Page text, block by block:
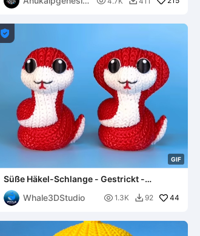
GIF

Süße Häkel-Schlange - Gestrickt -
Mehrfarbiger 3D-Druck
Whale3DStudio
 1.3K  92 44